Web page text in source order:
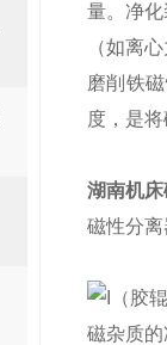
量。净
（如离
磨削铁
度，是
湖南机
磁性分
I（胶
磁杂质